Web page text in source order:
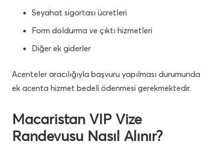
Seyahat sigortası ücretleri
Form doldurma ve çıktı hizmetleri
Diğer ek giderler
Acenteler aracılığıyla başvuru yapılması durumunda
ek acenta hizmet bedeli ödenmesi gerekmektedir.
Macaristan VIP Vize
Randevusu Nasıl Alınır?